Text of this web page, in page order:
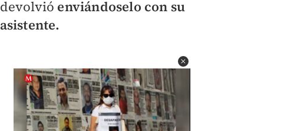
devolvió enviándoselo con su
asistente.